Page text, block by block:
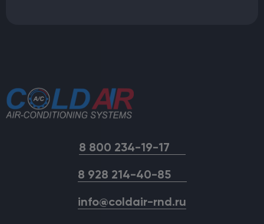
8 800 234-19-17
8 928 214-40-85
info@coldair-rnd.ru